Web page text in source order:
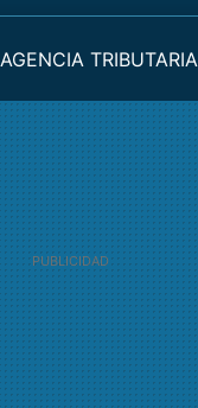
AGENCIA TRIBUTARIA